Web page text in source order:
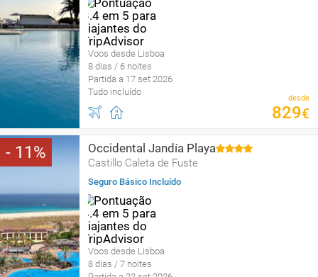
Voos desde Lisboa
8 dias / 6 noites
Partida a 17 set 2026
Tudo incluído
desde
829€
11 Occidental Jandía Playa
Castillo Caleta de Fuste
Seguro Básico Incluído
Voos desde Lisboa
8 dias / 7 noites